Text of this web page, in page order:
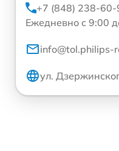
+7 (848) 238-60-
Ежедневно с 9:00
info@tol.philips-
ул.